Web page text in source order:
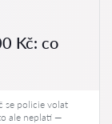
Kč: co
se policie volat
ale neplatí —